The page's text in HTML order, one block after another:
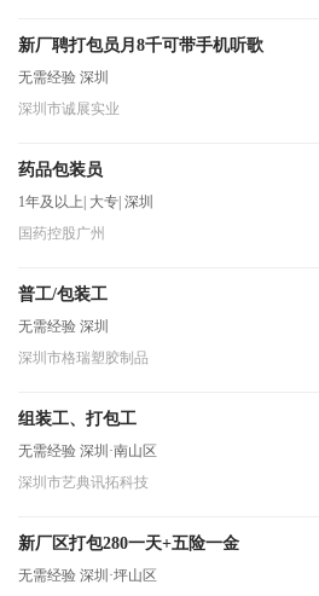
新厂聘打包员月8千可带手机听歌
无需经验 深圳
深圳市诚展实业
药品包装员
1年及以上 大专 深圳
国药控股广州
普工/包装工
无需经验 深圳
深圳市格瑞塑胶制品
组装工、打包工
无需经验 深圳·南山区
深圳市艺典讯拓科技
新厂区打包280一天+五险一金
无需经验 深圳·坪山区